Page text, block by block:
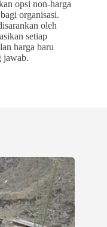
opsi non-harga
organisasi.
oleh
setiap
harga baru
jawab.